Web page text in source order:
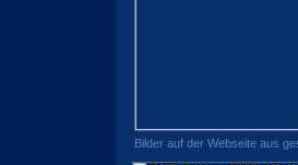
Bilder auf der Webseite aus